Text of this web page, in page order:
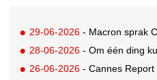
29-06-2026 - Macron sprak Cannes toe,
28-06-2026 - Om één ding kunnen we niet
26-06-2026 - Cannes Report